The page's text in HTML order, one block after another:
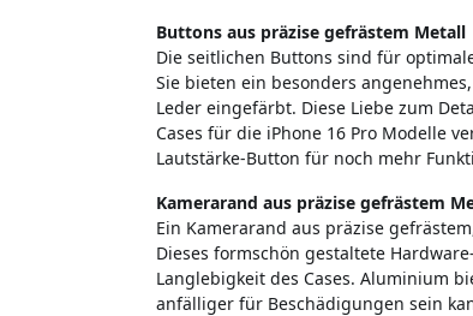
Buttons aus präzise gefrästem Metall
Die seitlichen Buttons sind für
Sie bieten ein besonders
Leder eingefärbt. Diese Liebe zum
Cases für die iPhone 16 Pro Modelle
Lautstärke-Button für noch mehr
Kamerarand aus präzise gefrästem
Ein Kamerarand aus präzise
Dieses formschön gestaltete
Langlebigkeit des Cases. Aluminium
anfälliger für Beschädigungen sein